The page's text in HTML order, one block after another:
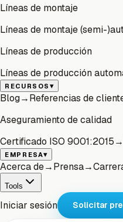
Líneas de montaje
Líneas de montaje (semi-
Líneas de producción
Líneas de producción
RECURSOS▾
Blog→Referencias de
Aseguramiento de calidad
Certificado ISO 9001:2015→
EMPRESA▾
Acerca de→Prensa→
Tools
Iniciar sesión Solicitar